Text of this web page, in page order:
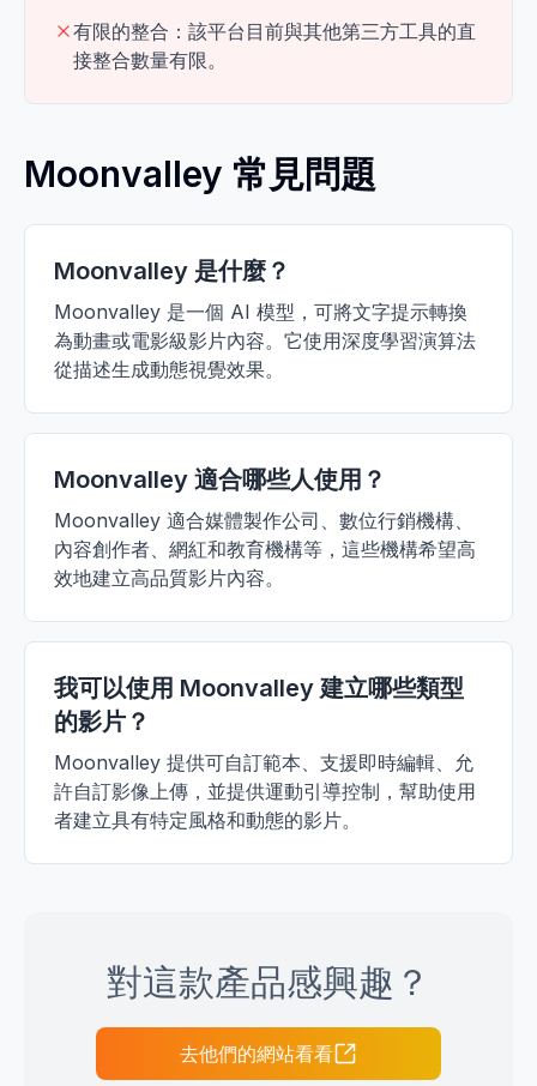
有限的整合：該平台目前與其他第三方工具的直
接整合數量有限。
Moonvalley 常見問題
Moonvalley 是什麼？
Moonvalley 是一個 AI 模型，可將文字提示轉換
為動畫或電影級影片內容。它使用深度學習演算法
從描述生成動態視覺效果。
Moonvalley 適合哪些人使用？
Moonvalley 適合媒體製作公司、數位行銷機構、
內容創作者、網紅和教育機構等，這些機構希望高
效地建立高品質影片內容。
我可以使用 Moonvalley 建立哪些類型
的影片？
Moonvalley 提供可自訂範本、支援即時編輯、允
許自訂影像上傳，並提供運動引導控制，幫助使用
者建立具有特定風格和動態的影片。
對這款產品感興趣？
去他們的網站看看